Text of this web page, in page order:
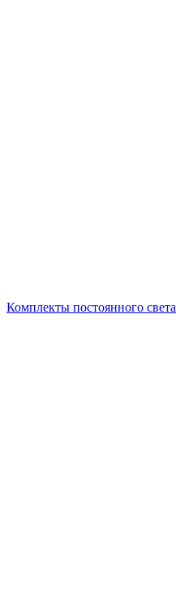
Комплекты постоянного света